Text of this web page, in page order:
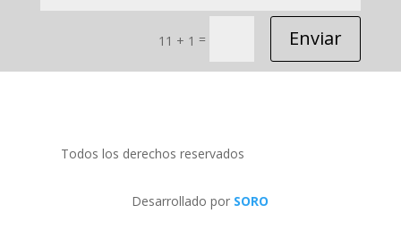
11 + 1 = Enviar
Todos los derechos reservados
Desarrollado por SORO